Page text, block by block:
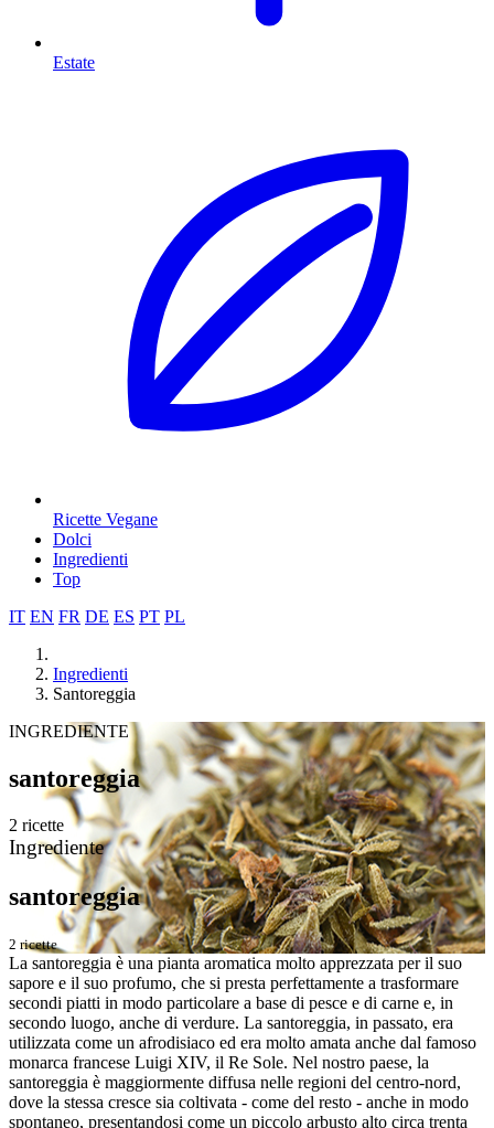
Estate
Ricette Vegane
Dolci
Ingredienti
Top
IT EN FR DE ES PT PL
Ingredienti
Santoreggia
INGREDIENTE
santoreggia
2 ricette
Ingrediente
santoreggia
2 ricette
La santoreggia è una pianta aromatica molto apprezzata per il suo
sapore e il suo profumo, che si presta perfettamente a trasformare
secondi piatti in modo particolare a base di pesce e di carne e, in
secondo luogo, anche di verdure. La santoreggia, in passato, era
utilizzata come un afrodisiaco ed era molto amata anche dal famoso
monarca francese Luigi XIV, il Re Sole. Nel nostro paese, la
santoreggia è maggiormente diffusa nelle regioni del centro-nord,
dove la stessa cresce sia coltivata - come del resto - anche in modo
spontaneo, presentandosi come un piccolo arbusto alto circa trenta